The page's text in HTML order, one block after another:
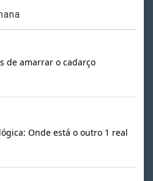
de amarrar o cadarço
Onde está o outro 1 real